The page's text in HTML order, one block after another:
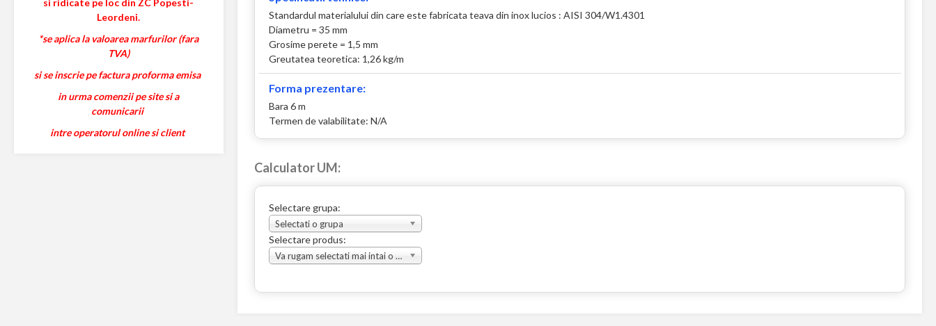
si ridicate pe loc din ZC Popesti-
Leordeni.
*se aplica la valoarea marfurilor (fara
TVA)
si se inscrie pe factura proforma emisa
in urma comenzii pe site si a
comunicarii
intre operatorul online si client
Standardul materialului din care este fabricata teava din inox lucios : AISI 304/W1.4301
Diametru = 35 mm
Grosime perete = 1,5 mm
Greutatea teoretica: 1,26 kg/m
Forma prezentare:
Bara 6 m
Termen de valabilitate: N/A
Calculator UM:
Selectare grupa:
Selectati o grupa
Selectare produs:
Va rugam selectati mai intai o grupa